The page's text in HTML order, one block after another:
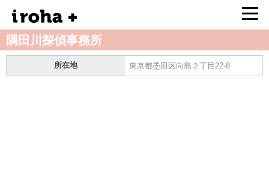
隅田川探偵事務所
所在地 東京都墨田区向島２丁目22-8